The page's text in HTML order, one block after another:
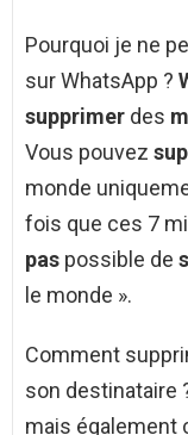
Pourquoi je ne
sur WhatsApp ?
supprimer des
Vous pouvez
monde
fois que ces 7
pas possible de
le monde ».
Comment
son destinataire
mais également